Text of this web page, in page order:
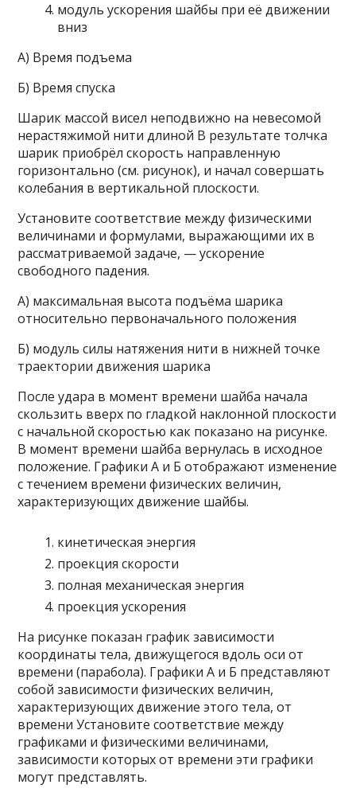
модуль ускорения шайбы при её движении
вниз
A) Время подъема
Б) Время спуска
Шарик массой висел неподвижно на невесомой
нерастяжимой нити длиной В результате толчка
шарик приобрёл скорость направленную
горизонтально (см. рисунок), и начал совершать
колебания в вертикальной плоскости.
Установите соответствие между физическими
величинами и формулами, выражающими их в
рассматриваемой задаче, — ускорение
свободного падения.
A) максимальная высота подъёма шарика
относительно первоначального положения
Б) модуль силы натяжения нити в нижней точке
траектории движения шарика
После удара в момент времени шайба начала
скользить вверх по гладкой наклонной плоскости
с начальной скоростью как показано на рисунке.
В момент времени шайба вернулась в исходное
положение. Графики А и Б отображают изменение
с течением времени физических величин,
характеризующих движение шайбы.
кинетическая энергия
проекция скорости
полная механическая энергия
проекция ускорения
На рисунке показан график зависимости
координаты тела, движущегося вдоль оси от
времени (парабола). Графики А и Б представляют
собой зависимости физических величин,
характеризующих движение этого тела, от
времени Установите соответствие между
графиками и физическими величинами,
зависимости которых от времени эти графики
могут представлять.